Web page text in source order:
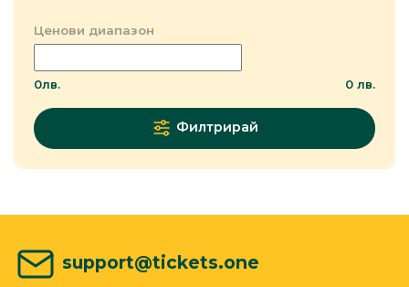
Ценови диапазон
0лв. 0 лв.
Филтрирай
support@tickets.one